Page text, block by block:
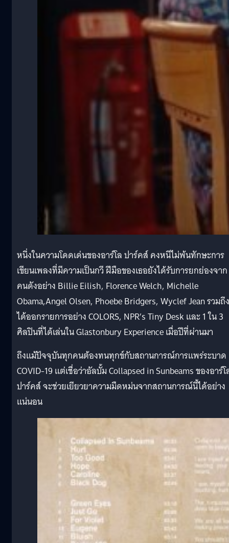
หนึ่งในความโดดเด่นของอาร์โล ปาร์คส์ คงหนีไม่พ้นทักษะการ
เขียนเพลงที่มีความเป็นกวี ฝีมือของเธอยังได้รับการยกย่องจาก
คนดังอย่าง Billie Eilish, Florence Welch, Michelle
Obama,Angel Olsen, Phoebe Bridgers, Wyclef Jean รวมถึง
ได้ออกรายการอย่าง COLORS, NPR’s Tiny Desk และ 1 ใน 3
ศิลปินที่ได้เล่นใน Glastonbury Experience เมื่อปีที่ผ่านมา
ถึงแม้ปัจจุบันทุกคนต้องทนทุกข์กับสถานการณ์การแพร่ระบาด
COVID-19 แต่เชื่อว่าอัลบั้ม Collapsed in Sunbeams ของอาร์
ปาร์คส์ จะช่วยเยียวยาความมืดหม่นจากสถานการณ์นี้ได้อย่าง
แน่นอน